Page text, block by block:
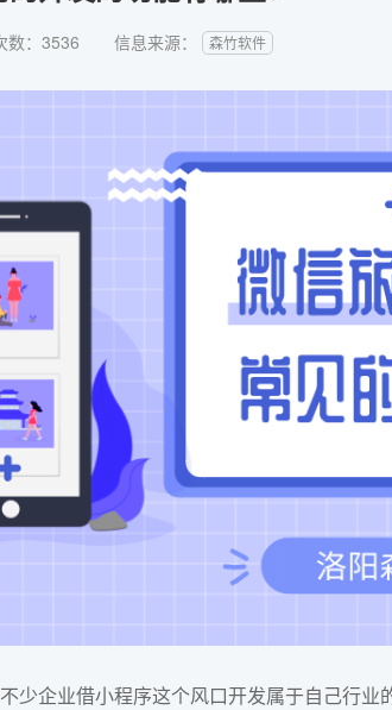
数：3536 信息来源： 森竹软件
少企业借小程序这个风口开发属于自己行